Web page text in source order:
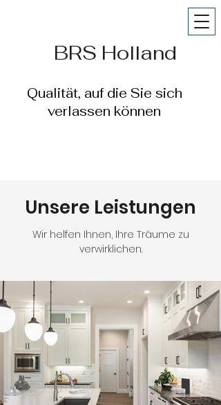
BRS Holland
Qualität, auf die Sie sich
verlassen können
Unsere Leistungen
Wir helfen Ihnen, Ihre Träume zu
verwirklichen.